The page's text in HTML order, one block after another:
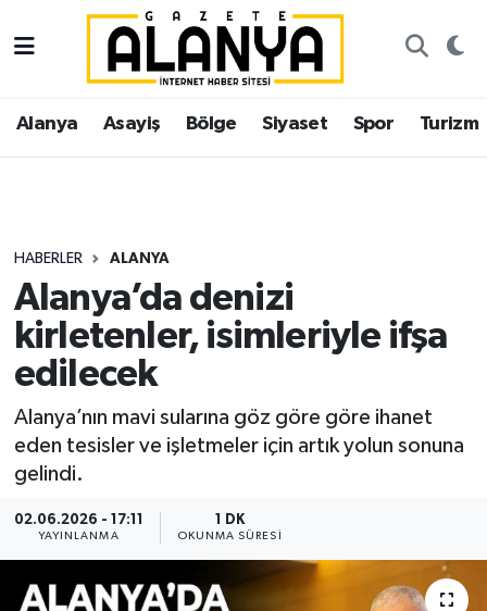
Alanya Asayiş Bölge Siyaset Spor Turizm
HABERLER ALANYA
Alanya’da denizi
kirletenler, isimleriyle ifşa
edilecek
Alanya’nın mavi sularına göz göre göre ihanet
eden tesisler ve işletmeler için artık yolun sonuna
gelindi.
02.06.2026 - 17:11
YAYINLANMA
1 DK
OKUNMA SÜRESI
Alanya
Asayiş
Siyaset
Spor
Turizm
Ekonomi
Gazipaşa
İstanbul Nöbetçi Eczaneler
İstanbul Hava Durumu
Süper Lig Puan Durumu ve Fikstür
Tüm Manşetler
Son Dakika Haberleri
Haber Arşivi